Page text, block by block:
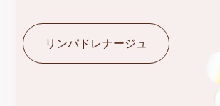
リンパドレナージュ